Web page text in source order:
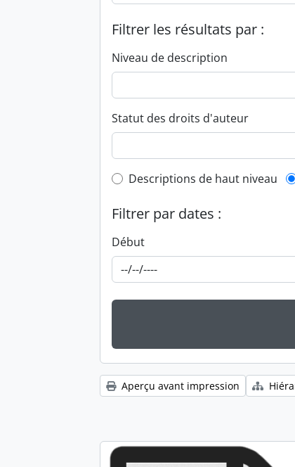
Filtrer les résultats par :
Niveau de description
Statut des droits d'auteur
Top-level description
Descriptions de haut niveau
Filtrer par dates :
Début
Aperçu avant impression